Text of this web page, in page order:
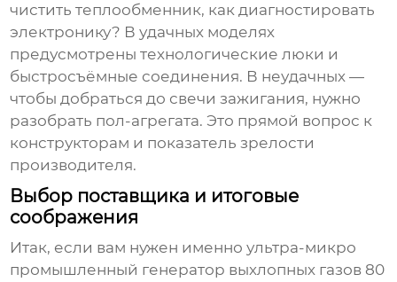
чистить теплообменник, как диагностировать
электронику? В удачных моделях
предусмотрены технологические люки и
быстросъёмные соединения. В неудачных —
чтобы добраться до свечи зажигания, нужно
разобрать пол-агрегата. Это прямой вопрос к
конструкторам и показатель зрелости
производителя.
Выбор поставщика и итоговые
соображения
Итак, если вам нужен именноультра-микро
промышленный генератор выхлопных газов 80